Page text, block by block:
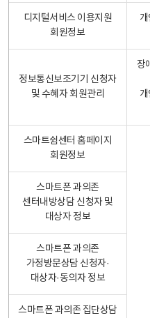
디지털서비스 이용지원
회원정보
정보통신보조기기 신청자
및 수혜자 회원관리
장
스마트쉼센터 홈페이지
회원정보
스마트폰 과의존
센터내방상담 신청자 및
대상자 정보
스마트폰 과의존
가정방문상담 신청자·
대상자·동의자 정보
스마트폰 과의존 집단상담